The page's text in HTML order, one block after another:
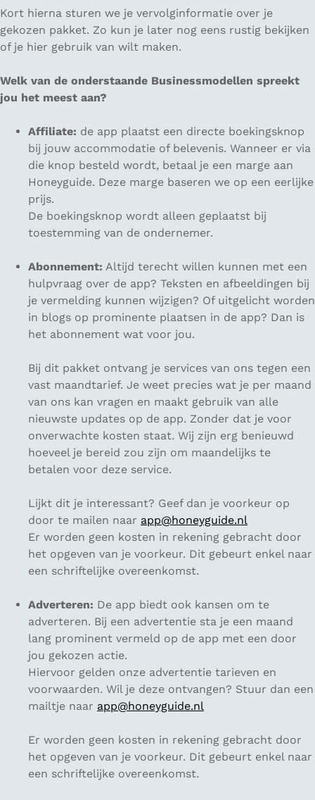
Kort hierna sturen we je vervolginformatie over je
gekozen pakket. Zo kun je later nog eens rustig bekijken
of je hier gebruik van wilt maken.
Welk van de onderstaande Businessmodellen spreekt
jou het meest aan?
Affiliate: de app plaatst een directe boekingsknop
bij jouw accommodatie of belevenis. Wanneer er via
die knop besteld wordt, betaal je een marge aan
Honeyguide. Deze marge baseren we op een eerlijke
prijs.
De boekingsknop wordt alleen geplaatst bij
toestemming van de ondernemer.
Abonnement: Altijd terecht willen kunnen met een
hulpvraag over de app? Teksten en afbeeldingen bij
je vermelding kunnen wijzigen? Of uitgelicht worden
in blogs op prominente plaatsen in de app? Dan is
het abonnement wat voor jou.
Bij dit pakket ontvang je services van ons tegen een
vast maandtarief. Je weet precies wat je per maand
van ons kan vragen en maakt gebruik van alle
nieuwste updates op de app. Zonder dat je voor
onverwachte kosten staat. Wij zijn erg benieuwd
hoeveel je bereid zou zijn om maandelijks te
betalen voor deze service.
Lijkt dit je interessant? Geef dan je voorkeur op
door te mailen naar app@honeyguide.nl
Er worden geen kosten in rekening gebracht door
het opgeven van je voorkeur. Dit gebeurt enkel naar
een schriftelijke overeenkomst.
Adverteren: De app biedt ook kansen om te
adverteren. Bij een advertentie sta je een maand
lang prominent vermeld op de app met een door
jou gekozen actie.
Hiervoor gelden onze advertentie tarieven en
voorwaarden. Wil je deze ontvangen? Stuur dan een
mailtje naar app@honeyguide.nl
Er worden geen kosten in rekening gebracht door
het opgeven van je voorkeur. Dit gebeurt enkel naar
een schriftelijke overeenkomst.